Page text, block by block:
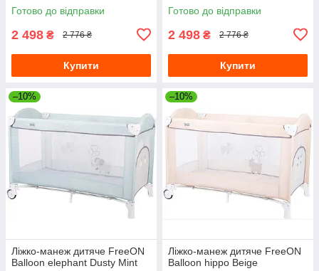
Готово до відправки
2 498 ₴ 2 776 ₴
Купити
Готово до відправки
2 498 ₴ 2 776 ₴
Купити
–10%
Ліжко-манеж дитяче FreeON
Balloon elephant Dusty Mint
–10%
Ліжко-манеж дитяче FreeON
Balloon hippo Beige